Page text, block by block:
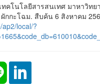
ทคโนโลยีสารสนเทศ มาหาวิท
กกะโฉม. สืบค้น 6 สิงหาคม
local/?